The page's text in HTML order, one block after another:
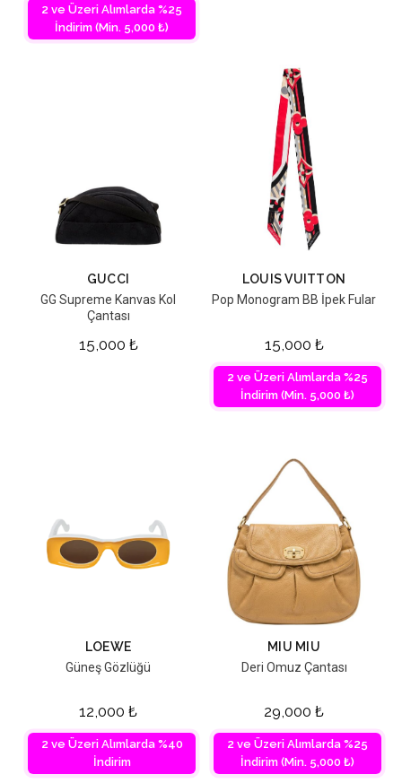
2 ve Üzeri Alımlarda %25
İndirim (Min. 5,000 ₺)
GUCCI
GG Supreme Kanvas Kol
Çantası
15,000 ₺
LOUIS VUITTON
Pop Monogram BB İpek Fular
15,000 ₺
2 ve Üzeri Alımlarda %25
İndirim (Min. 5,000 ₺)
LOEWE
Güneş Gözlüğü
12,000 ₺
2 ve Üzeri Alımlarda %40
İndirim
MIU MIU
Deri Omuz Çantası
29,000 ₺
2 ve Üzeri Alımlarda %25
İndirim (Min. 5,000 ₺)